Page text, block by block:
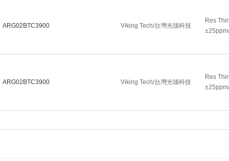
ARG02BTC3900 Viking Tech/台灣光颉科技
Res
ARG02BTC3900 Viking Tech/台灣光颉科技
Res